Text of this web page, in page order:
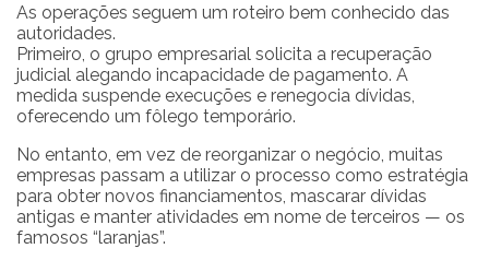
As operações seguem um roteiro bem conhecido das
autoridades.
Primeiro, o grupo empresarial solicita a recuperação
judicial alegando incapacidade de pagamento. A
medida suspende execuções e renegocia dívidas,
oferecendo um fôlego temporário.
No entanto, em vez de reorganizar o negócio, muitas
empresas passam a utilizar o processo como estratégia
para obter novos financiamentos, mascarar dívidas
antigas e manter atividades em nome de terceiros — os
famosos “laranjas”.